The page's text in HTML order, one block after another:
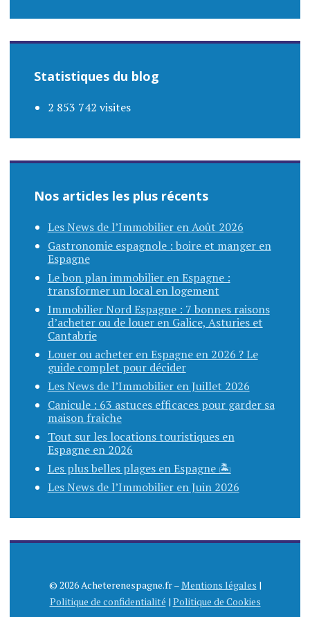
Statistiques du blog
2 853 742 visites
Nos articles les plus récents
Les News de l’Immobilier en Août 2026
Gastronomie espagnole : boire et manger en
Espagne
Le bon plan immobilier en Espagne :
transformer un local en logement
Immobilier Nord Espagne : 7 bonnes raisons
d’acheter ou de louer en Galice, Asturies et
Cantabrie
Louer ou acheter en Espagne en 2026 ? Le
guide complet pour décider
Les News de l’Immobilier en Juillet 2026
Canicule : 63 astuces efficaces pour garder sa
maison fraîche
Tout sur les locations touristiques en
Espagne en 2026
Les plus belles plages en Espagne 🏝️
Les News de l’Immobilier en Juin 2026
© 2026 Acheterenespagne.fr –Mentions légales |
Politique de confidentialité | Politique de Cookies